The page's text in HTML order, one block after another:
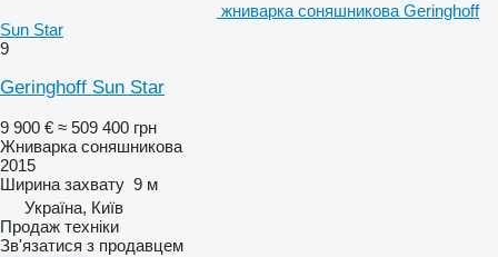
жниварка соняшникова Geringhoff
Sun Star
9
Geringhoff Sun Star
9 900 € ≈ 509 400 грн
Жниварка соняшникова
2015
Ширина захвату 9 м
Україна, Київ
Продаж техніки
Зв'язатися з продавцем